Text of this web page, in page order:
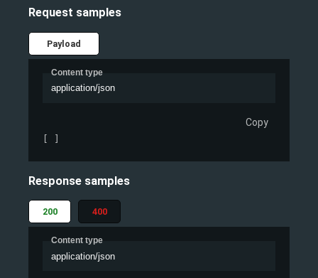
Request samples
Payload
Content type
application/json
Copy
Response samples
200 400
Content type
application/json